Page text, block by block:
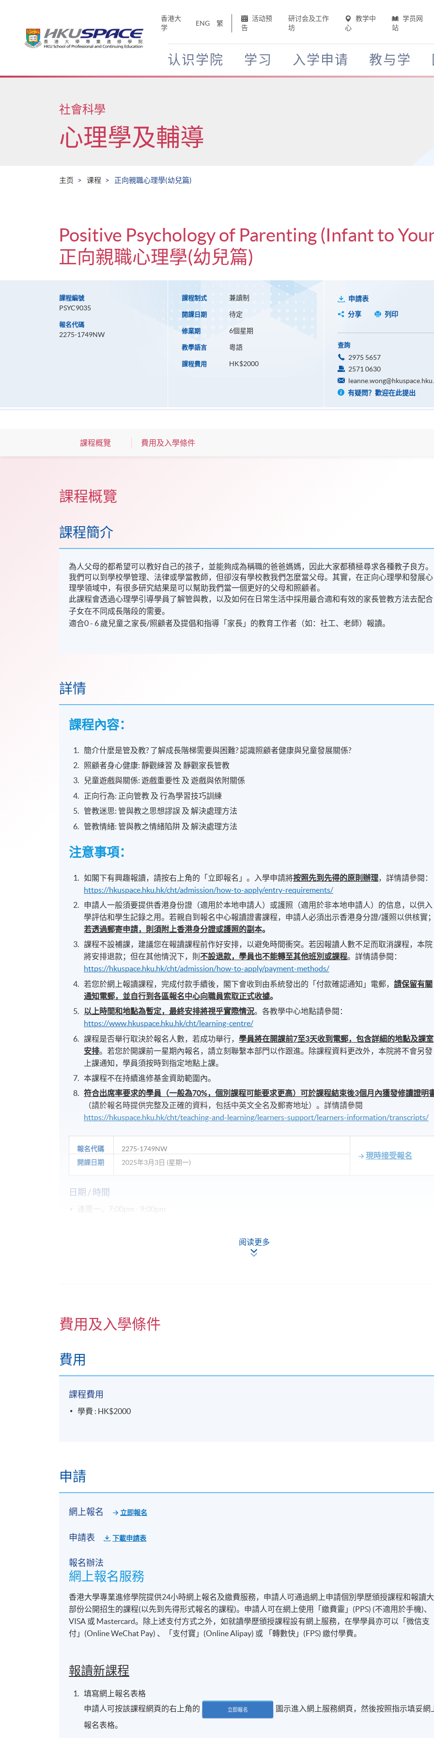
香港大
学
ENG 繁
活动预
告
研讨会及工作
坊
教学中
心
学员网
站
认识学院 学习 入学申请 教与学
Main
社會科學
心理學及輔導
主页 课程 正向親職心理學(幼兒篇)
Positive Psychology of Parenting (Infant to
正向親職心理學(幼兒篇)
課程編號
PSYC9035
報名代碼
2275-1749NW
課程制式 兼讀制
開課日期 待定
修業期 6個星期
教學語言 粵語
課程費用 HK$2000
申請表
分享
列印
查詢
2975 5657
2571 0630
有疑問？歡迎在此提出
課程概覽 費用及入學條件
課程概覽
課程簡介
為人父母的都希望可以教好自己的孩子，並能夠成為稱職的爸爸媽媽，因此大家都積極尋求各種教子良方。
我們可以到學校學管理、法律或學當教師，但卻沒有學校教我們怎麼當父母。其實，在正向心理學和發展心
理學領域中，有很多研究結果是可以幫助我們當一個更好的父母和照顧者。
此課程會透過心理學引導學員了解管與教，以及如何在日常生活中採用最合適和有效的家長管教方法去配合
子女在不同成長階段的需要。
適合0 - 6 歲兒童之家長/照顧者及提倡和指導「家長」的教育工作者（如：社工、老師）報讀。
詳情
課程內容：
簡介什麼是管及教? 了解成長階梯需要與困難? 認識照顧者健康與兒童發展關係?
照顧者身心健康: 靜觀練習 及 靜觀家長管教
兒童遊戲與關係: 遊戲重要性 及 遊戲與依附關係
正向行為: 正向管教 及 行為學習技巧訓練
管教迷思: 管與教之思想謬誤 及 解決處理方法
管教情緒: 管與教之情緒陷阱 及 解決處理方法
注意事項：
如閣下有興趣報讀，請按右上角的「立即報名」。入學申請將按照先到先得的原則辦理，詳情請參閱：
https://hkuspace.hku.hk/cht/admission/how-to-apply/entry-requirements/
申請人一般須要提供香港身份證（適用於本地申請人）或護照（適用於非本地申請人）的信息，以供入
學評估和學生記錄之用。若親自到報名中心報讀證書課程，申請人必須出示香港身分證/護照以供核實
若透過郵寄申請，則須附上香港身分證或護照的副本。
課程不設補課，建議您在報讀課程前作好安排，以避免時間衝突。若因報讀人數不足而取消課程，本院
將安排退款；但在其他情況下，則不設退款，學員也不能轉至其他班別或課程。詳情請參閱：
https://hkuspace.hku.hk/cht/admission/how-to-apply/payment-methods/
若您於網上報讀課程，完成付款手續後，閣下會收到由系統發出的「付款確認通知」電郵，請保留有關
通知電郵，並自行到各區報名中心向職員索取正式收據。
以上時間和地點為暫定，最終安排將視乎實際情況。各教學中心地點請參閱：
https://www.hkuspace.hku.hk/cht/learning-centre/
課程是否舉行取決於報名人數，若成功舉行，學員將在開課前7至3天收到電郵，包含詳細的地點及課室
安排。若您於開課前一星期內報名，請立刻聯繫本部門以作跟進。除課程資料更改外，本院將不會另發
上課通知，學員須按時到指定地點上課。
本課程不在持續進修基金資助範圍內。
符合出席率要求的學員（一般為70%，個別課程可能要求更高）可於課程結束後3個月內獲發修讀證明
（請於報名時提供完整及正確的資料，包括中英文全名及郵寄地址）。詳情請參閱
https://hkuspace.hku.hk/cht/teaching-and-learning/learners-support/learners-information/transcripts/
報名代碼 2275-1749NW
現時接受報名
開課日期 2025年3月3日 (星期一)
日期 / 時間
逢周一，7:00pm - 9:00pm
阅读更多
費用及入學條件
費用
課程費用
學費 : HK$2000
申請
網上報名 立即報名
申請表 下載申請表
報名辦法
網上報名服務
香港大學專業進修學院提供24小時網上報名及繳費服務，申請人可通過網上申請個別學歷頒授課程和報讀大
部份公開招生的課程(以先到先得形式報名的課程)。申請人可在網上使用「繳費靈」(PPS) (不適用於手機)、
VISA 或 Mastercard。除上述支付方式之外，如就讀學歷頒授課程設有網上服務，在學學員亦可以「微信支
付」(Online WeChat Pay) 、「支付寶」(Online Alipay) 或 「轉數快」(FPS) 繳付學費。
報讀新課程
填寫網上報名表格
申請人可按該課程網頁的右上角的
圖示進入網上服務網頁，然後按照指示填妥網
報名表格。